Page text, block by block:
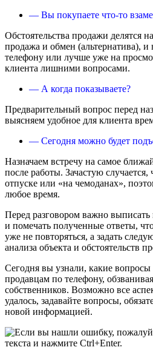
— Вы покупаете что-то
Обстоятельства продажи делятся
продажа и обмен (альтернатива),
телефону или лучше уже на
клиента лишними вопросами.
— А когда показываете?
Предварительный вопрос перед
выясняем удобное для клиента
— Сегодня можно будет
Назначаем встречу на самое
после работы. Зачастую
отпуске или «на чемоданах»,
любое время.
Перед разговором важно
и помечать полученные ответы,
уже не повторяться, а задать
анализа объекта и обстоятельств
Сегодня вы узнали, какие
продавцам по телефону,
собственников. Возможно все
удалось, задавайте вопросы,
новой информацией.